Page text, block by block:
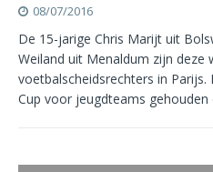
08/07/2016
De 15-jarige Chris Marijt uit
Weiland uit Menaldum zijn deze
voetbalscheidsrechters in
Cup voor jeugdteams gehouden